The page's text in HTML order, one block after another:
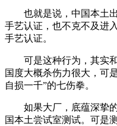
也就是说，中国本土出
手艺认证，也不克不及进
手艺认证。
可是这种行为，其实和
国度大概杀伤力很大，可
自损一千”的七伤拳。
如果大厂，底蕴深挚的
国本土尝试室测试。可是